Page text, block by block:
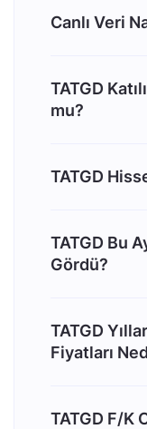
Canlı Veri
TATGD
mu?
TATGD
TATGD Bu
Gördü?
TATGD
Fiyatları
TATGD F/K